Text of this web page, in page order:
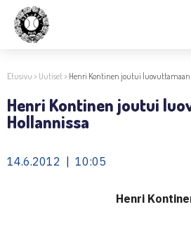
Etusivu > Uutiset> Henri Kontinen joutui luovuttamaan
Henri Kontinen joutui
Hollannissa
14.6.2012 | 10:05
Henri